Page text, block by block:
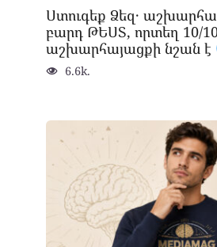
Ստուգեք Ձեզ․
բարդ ԹԵՍՏ, որտեղ 10/
աշխարհայացքի նշան է
6.6k.